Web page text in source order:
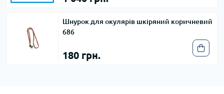
Шнурок для окулярів шкіряний коричневий
686
180 грн.